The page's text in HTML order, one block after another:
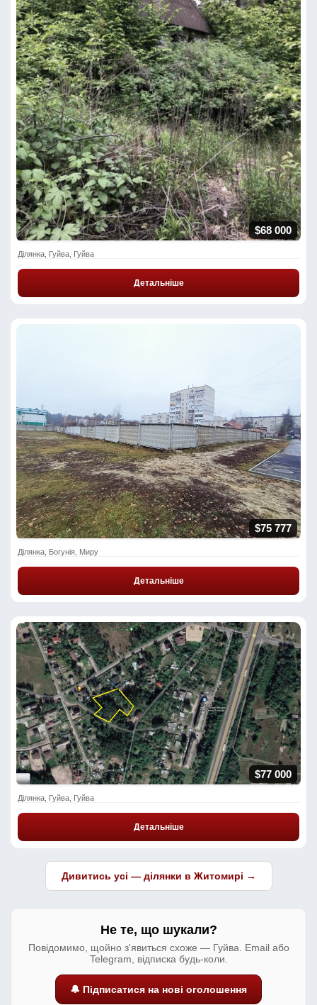
$68 000
Ділянка, Гуйва, Гуйва
Детальніше
$75 777
Ділянка, Богунія, Миру
Детальніше
$77 000
Ділянка, Гуйва, Гуйва
Детальніше
Дивитись усі — ділянки в Житомирі →
Не те, що шукали?
Повідомимо, щойно з'явиться схоже — Гуйва. Email або
Telegram, відписка будь-коли.
🔔 Підписатися на нові оголошення